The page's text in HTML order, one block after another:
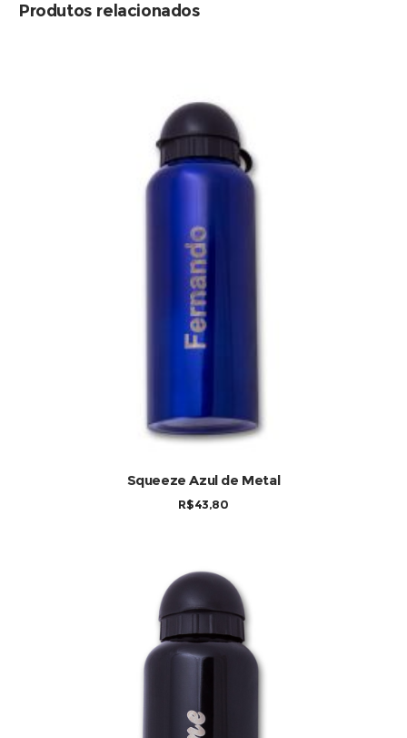
Produtos relacionados
COMPRAR
Squeeze Azul de Metal
R$43,80